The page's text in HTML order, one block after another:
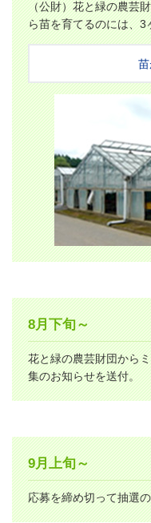
（公財）花と緑の農芸
ら苗を育てるのには、3
8月下旬～
花と緑の農芸財団から
集のお知らせを送付。
9月上旬～
応募を締め切って抽選